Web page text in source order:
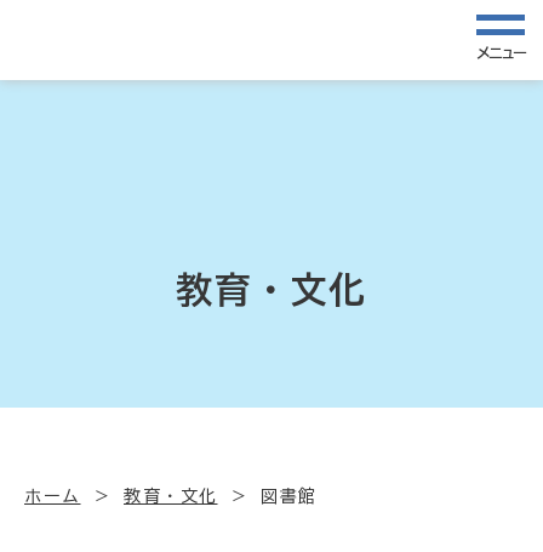
メニュー
教育・文化
ホーム 教育・文化 図書館